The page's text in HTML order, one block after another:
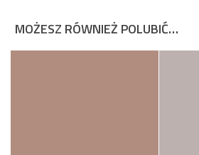
MOŻESZ RÓWNIEŻ POLUBIĆ…